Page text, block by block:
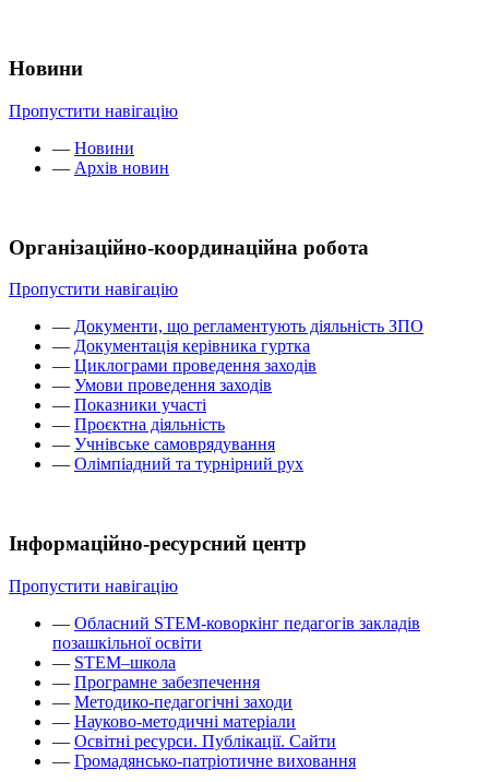
Новини
Пропустити навігацію
— Новини
— Архів новин
Організаційно-координаційна робота
Пропустити навігацію
— Документи, що регламентують діяльність ЗПО
— Документація керівника гуртка
— Циклограми проведення заходів
— Умови проведення заходів
— Показники участі
— Проєктна діяльність
— Учнівське самоврядування
— Олімпіадний та турнірний рух
Інформаційно-ресурсний центр
Пропустити навігацію
— Обласний STEM-коворкінг педагогів закладів
позашкільної освіти
— STEM–школа
— Програмне забезпечення
— Методико-педагогічні заходи
— Науково-методичні матеріали
— Освітні ресурси. Публікації. Сайти
— Громадянсько-патріотичне виховання